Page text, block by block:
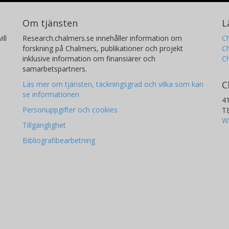
kan analyseras genom variationer i
variation måste provas i verkligheten.
vill undvika brott är t.ex. i
av skyddsutrustning t.ex.
tillgången till motsvarande
kan genomföras. Detta leder i sin tur
säkerhetsmarginaler krävs då
de exemplifierade
om brottprocessen hos metaller
företag samt ett mer hållbart och
Om tjänsten
Research.chalmers.se innehåller information om
forskning på Chalmers, publikationer och projekt
inklusive information om finansiärer och
samarbetspartners.
Läs mer om tjänsten, täckningsgrad och vilka som kan
se informationen
Personuppgifter och cookies
Tillgänglighet
Bibliografibearbetning